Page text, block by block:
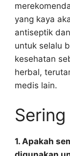
yang kaya
antiseptik
untuk selalu
kesehatan
herbal,
medis lain.
1. Apakah